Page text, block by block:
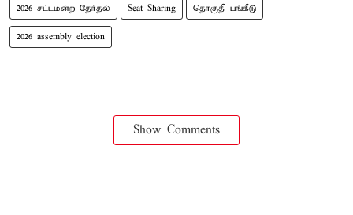
2026 சட்டமன்ற தேர்தல் Seat Sharing தொகுதி பங்கீடு
2026 assembly election
Show Comments